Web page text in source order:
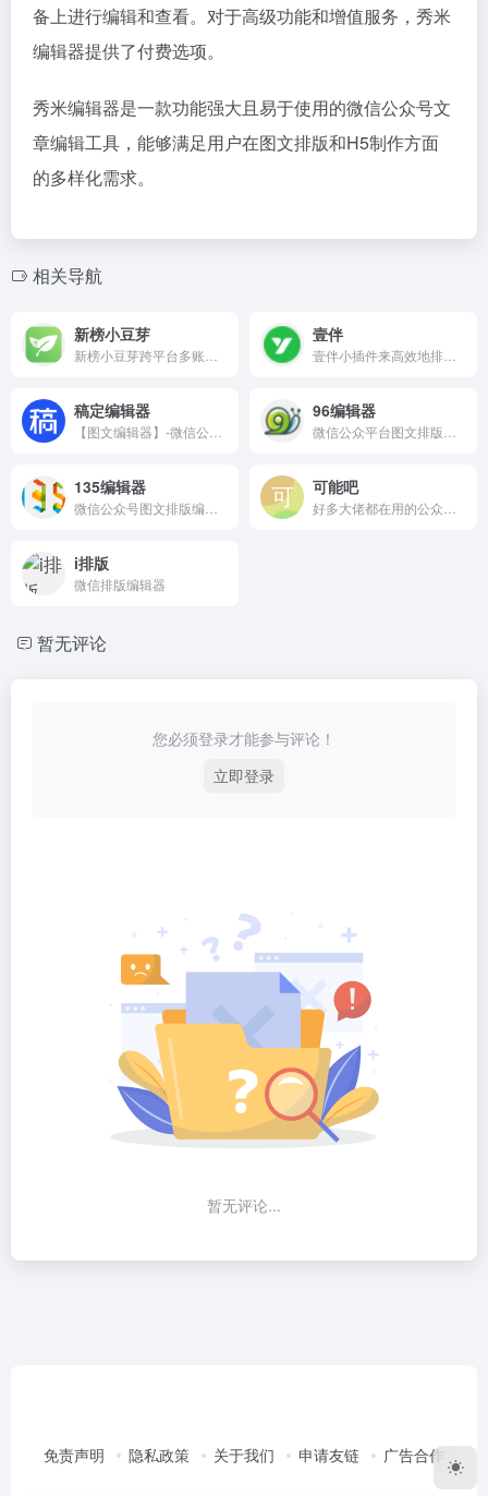
备上进行编辑和查看。对于高级功能和增值服务，秀米
编辑器提供了付费选项。
秀米编辑器是一款功能强大且易于使用的微信公众号文
章编辑工具，能够满足用户在图文排版和H5制作方面
的多样化需求。
相关导航
新榜小豆芽 壹伴
稿定编辑器 96编辑器
135编辑器 可能吧
i排版
微信排版编辑器
暂无评论
您必须登录才能参与评论！
立即登录
暂无评论...
免责声明 隐私政策 关于我们 申请友链 广告合作